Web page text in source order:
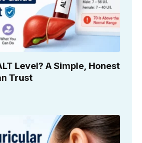
Level? A Simple, Honest
Trust